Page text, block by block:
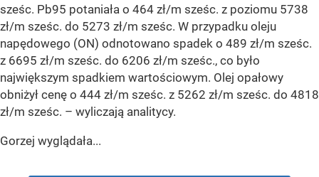
sześc. Pb95 potaniała o 464 zł/m sześc. z poziomu 5738
zł/m sześc. do 5273 zł/m sześc. W przypadku oleju
napędowego (ON) odnotowano spadek o 489 zł/m sześc.
z 6695 zł/m sześc. do 6206 zł/m sześc., co było
największym spadkiem wartościowym. Olej opałowy
obniżył cenę o 444 zł/m sześc. z 5262 zł/m sześc. do 4818
zł/m sześc. – wyliczają analitycy.
Gorzej wyglądała...